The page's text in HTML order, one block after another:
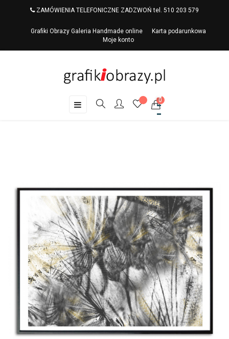
ZAMÓWIENIA TELEFONICZNE ZADZWOŃ tel. 510 203 579
Grafiki Obrazy Galeria Handmade online
Karta podarunkowa
Moje konto
Toggle
☰ 0